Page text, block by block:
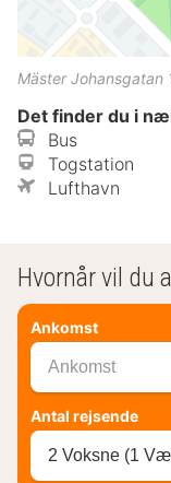
Mäster Johansgatan
Det finder du i
Bus
Togstation
Lufthavn
Hvornår vil du
Ankomst
Ankomst
Antal rejsende
2 Voksne (1